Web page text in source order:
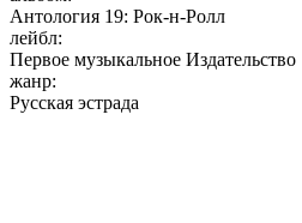
Антология 19: Рок-н-Ролл
лейбл:
Первое музыкальное Издательство
жанр:
Русская эстрада